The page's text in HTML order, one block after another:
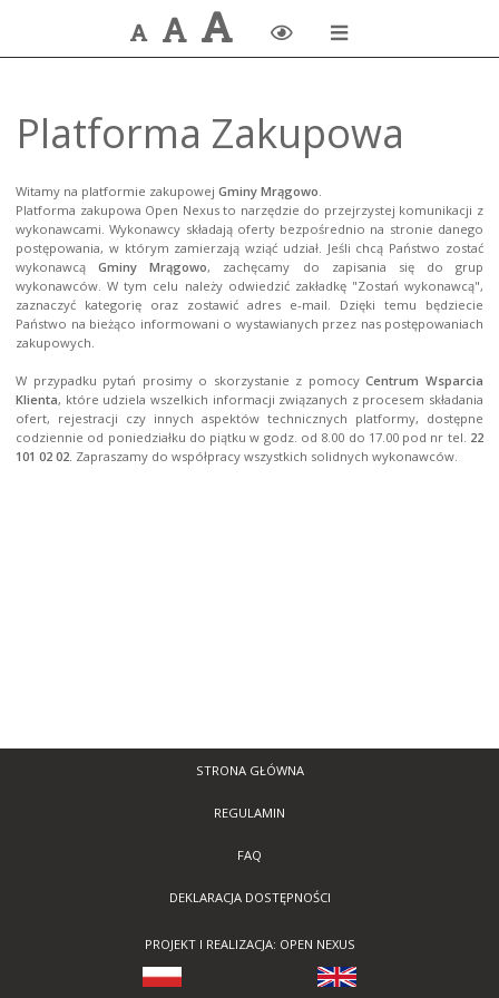
DomyślnaWiększa
czcionkaczcionka Zmiana
Platforma Zakupowa
Witamy na platformie zakupowej Gminy Mrągowo.
Platforma zakupowa Open Nexus to narzędzie do przejrzystej komunikacji z
wykonawcami. Wykonawcy składają oferty bezpośrednio na stronie danego
postępowania, w którym zamierzają wziąć udział. Jeśli chcą Państwo zostać
wykonawcą Gminy Mrągowo, zachęcamy do zapisania się do grup
wykonawców. W tym celu należy odwiedzić zakładkę "Zostań wykonawcą",
zaznaczyć kategorię oraz zostawić adres e-mail. Dzięki temu będziecie
Państwo na bieżąco informowani o wystawianych przez nas postępowaniach
zakupowych.
W przypadku pytań prosimy o skorzystanie z pomocy Centrum Wsparcia
Klienta, które udziela wszelkich informacji związanych z procesem składania
ofert, rejestracji czy innych aspektów technicznych platformy, dostępne
codziennie od poniedziałku do piątku w godz. od 8.00 do 17.00 pod nr tel. 22
101 02 02. Zapraszamy do współpracy wszystkich solidnych wykonawców.
STRONA GŁÓWNA
REGULAMIN
FAQ
DEKLARACJA DOSTĘPNOŚCI
PROJEKT I REALIZACJA: OPEN NEXUS